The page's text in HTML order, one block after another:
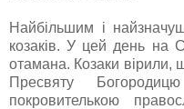
Найбільшим і
козаків. У цей день на
отамана. Козаки вірили,
Пресвяту
покровителькою